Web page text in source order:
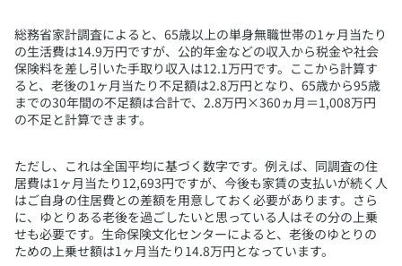
総務省家計調査によると、65歳以上の単身無職世帯の1ヶ月当たり
の生活費は14.9万円ですが、公的年金などの収入から税金や社会
保険料を差し引いた手取り収入は12.1万円です。ここから計算す
ると、老後の1ヶ月当たり不足額は2.8万円となり、65歳から95歳
までの30年間の不足額は合計で、2.8万円×360ヵ月＝1,008万円
の不足と計算できます。
ただし、これは全国平均に基づく数字です。例えば、同調査の住
居費は1ヶ月当たり12,693円ですが、今後も家賃の支払いが続く人
はご自身の住居費との差額を用意しておく必要があります。さら
に、ゆとりある老後を過ごしたいと思っている人はその分の上乗
せも必要です。生命保険文化センターによると、老後のゆとりの
ための上乗せ額は1ヶ月当たり14.8万円となっています。